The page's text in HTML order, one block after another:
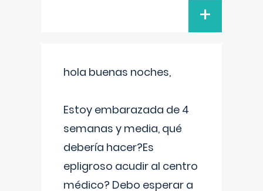
+
hola buenas noches,
Estoy embarazada de 4
semanas y media, qué
debería hacer?Es
epligroso acudir al centro
médico? Debo esperar a